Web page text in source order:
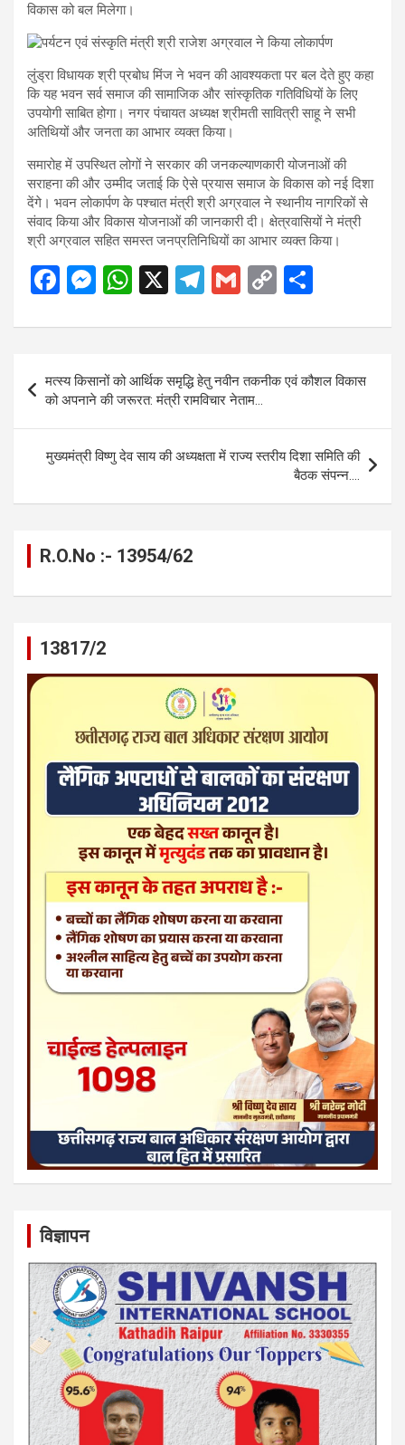
विकास को बल मिलेगा।
लुंड्रा विधायक श्री प्रबोध मिंज ने भवन की आवश्यकता पर बल देते हुए कहा
कि यह भवन सर्व समाज की सामाजिक और सांस्कृतिक गतिविधियों के लिए
उपयोगी साबित होगा। नगर पंचायत अध्यक्ष श्रीमती सावित्री साहू ने सभी
अतिथियों और जनता का आभार व्यक्त किया।
समारोह में उपस्थित लोगों ने सरकार की जनकल्याणकारी योजनाओं की
सराहना की और उम्मीद जताई कि ऐसे प्रयास समाज के विकास को नई दिशा
देंगे। भवन लोकार्पण के पश्चात मंत्री श्री अग्रवाल ने स्थानीय नागरिकों से
संवाद किया और विकास योजनाओं की जानकारी दी। क्षेत्रवासियों ने मंत्री
श्री अग्रवाल सहित समस्त जनप्रतिनिधियों का आभार व्यक्त किया।
F
ce
o
o
k
M
se
n
g
er
W
at
s
A
p
p
X
T
e
gr
a
m
G
ail
C
py
Li
n
k
ar
navigation
मत्स्य किसानों को आर्थिक समृद्धि हेतु नवीन तकनीक एवं कौशल विकास
को अपनाने की जरूरत: मंत्री रामविचार नेताम…
मुख्यमंत्री विष्णु देव साय की अध्यक्षता में राज्य स्तरीय दिशा समिति की
बैठक संपन्न….
R.O.No :- 13954/62
13817/2
विज्ञापन